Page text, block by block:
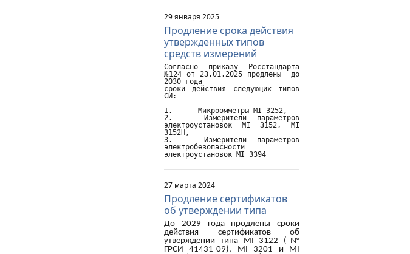
29 января 2025
Продление срока действия
утвержденных типов
средств измерений
Согласно приказу Росстандарта
№124 от 23.01.2025 продлены  до
2030 года
сроки действия следующих типов
СИ:
1.	Микроомметры MI 3252,
2.	Измерители параметров
электроустановок MI 3152, MI
3152H,
3.	Измерители параметров
электробезопасности
электроустановок MI 3394
27 марта 2024
Продление сертификатов
об утверждении типа
До 2029 года продлены сроки
действия сертификатов об
утверждении типа MI 3122 (№
ГРСИ 41431-09), MI 3201 и MI